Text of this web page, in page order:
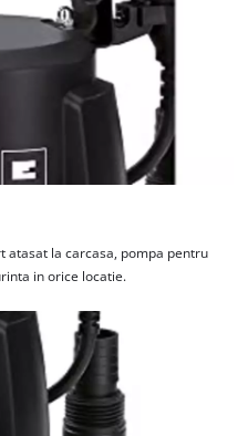
acordul dvs. pentru a
not permitted to load due
are not disclosed to the
owner needs to setup
CMP to add this content
of technologies used.
atasat la carcasa, pompa pentru
in orice locatie.